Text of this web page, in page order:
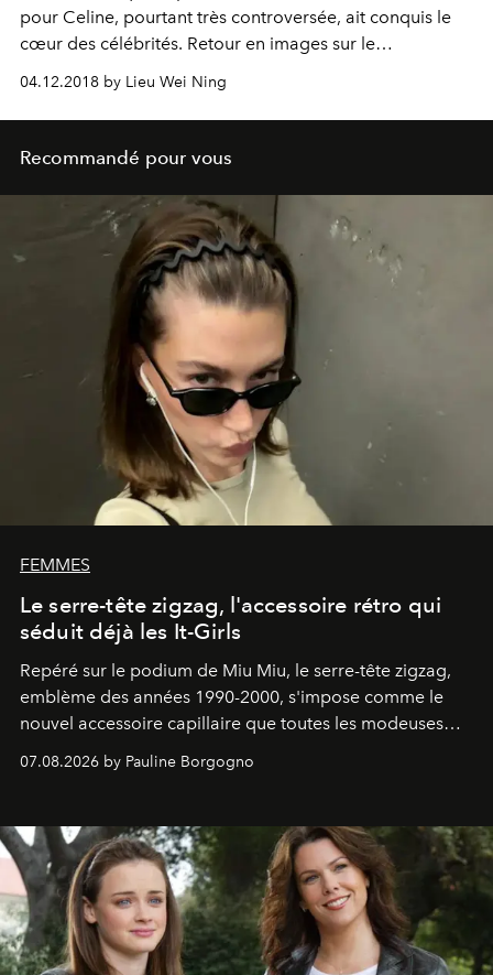
pour Celine, pourtant très controversée, ait conquis le
cœur des célébrités. Retour en images sur le
phénomène Celine par Slimane.
04.12.2018 by Lieu Wei Ning
Recommandé pour vous
FEMMES
Le serre-tête zigzag, l'accessoire rétro qui
séduit déjà les It-Girls
Repéré sur le podium de Miu Miu, le serre-tête zigzag,
emblème des années 1990-2000, s'impose comme le
nouvel accessoire capillaire que toutes les modeuses
s'arrachent déjà.
07.08.2026 by Pauline Borgogno